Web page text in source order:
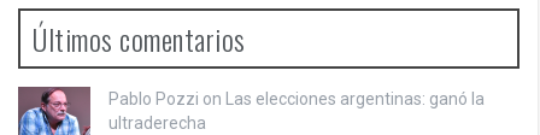
Últimos comentarios
Pablo Pozzi on
Las elecciones argentinas: ganó la
ultraderecha